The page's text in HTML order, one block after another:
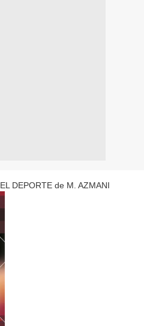
DEPORTE de M. AZMANI